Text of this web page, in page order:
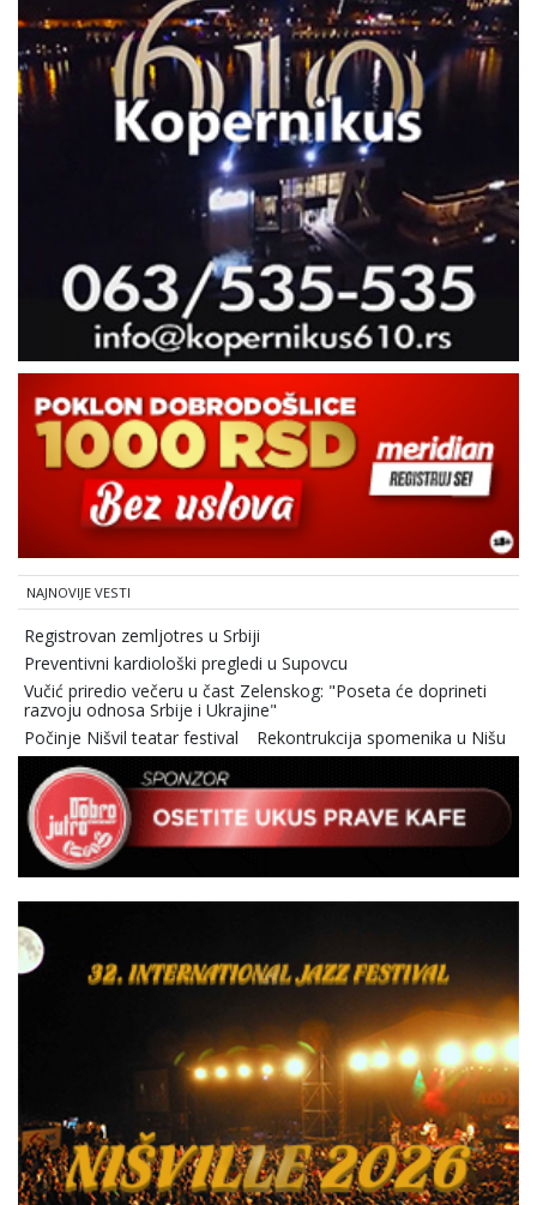
NAJNOVIJE VESTI
Registrovan zemljotres u Srbiji
Preventivni kardiološki pregledi u Supovcu
Vučić priredio večeru u čast Zelenskog: "Poseta će doprineti
razvoju odnosa Srbije i Ukrajine"
Počinje Nišvil teatar festival
Rekontrukcija spomenika u Nišu